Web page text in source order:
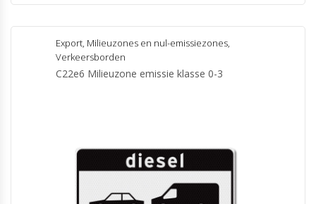
Export, Milieuzones en nul-emissiezones,
Verkeersborden
C22e6 Milieuzone emissie klasse 0-3